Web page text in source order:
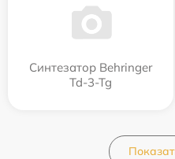
Синтезатор Behringer
Td-3-Tg